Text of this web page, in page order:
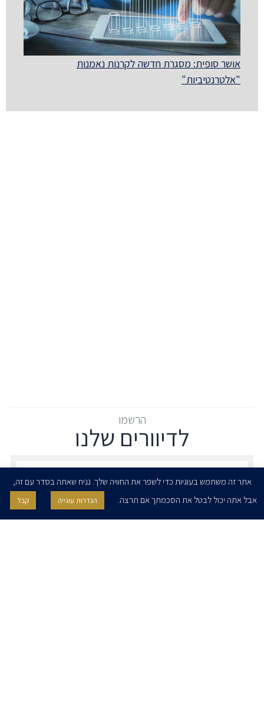
אושר סופית: מסגרת חדשה לקרנות נאמנות
"אלטרנטיביות"
הרשמו
לדיוורים שלנו
אני מאשר/ת בזאת להרצוג, פוקס, נאמן ושות' לשלוח לי ניוזלטרים,
הודעות והזמנות לאירועים וכנסים. אני רשאי/ת לחזור בי מהסכמתי לעיל בכל
אתר זה משתמש בעוגיות כדי לשפר את החוויה שלך. נניח שאתה בסדר עם זה,
אבל אתה יכול לבטל את הסכמתך אם תרצה.
הגדרות עוגייה קבל